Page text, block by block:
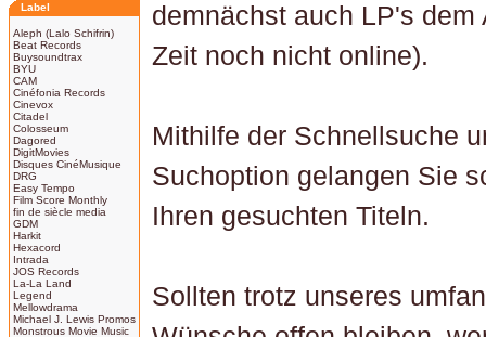
Label
Aleph (Lalo Schifrin)
Beat Records
Buysoundtrax
BYU
CAM
Cinéfonia Records
Cinevox
Citadel
Colosseum
Dagored
DigitMovies
Disques CinéMusique
DRG
Easy Tempo
Film Score Monthly
fin de siècle media
GDM
Harkit
Hexacord
Intrada
JOS Records
La-La Land
Legend
Mellowdrama
Michael J. Lewis Promos
Monstrous Movie Music
demnächst auch LP's
Zeit noch nicht online).
Mithilfe der Schnellsuche
Suchoption gelangen Sie
Ihren gesuchten Titeln.
Sollten trotz unseres